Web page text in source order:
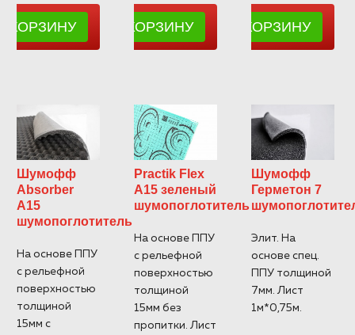
Шумофф
Absorber
А15
шумопоглотитель
На основе ППУ
с рельефной
поверхностью
толщиной
15мм с
Practik Flex
А15 зеленый
шумопоглотитель
На основе ППУ
с рельефной
поверхностью
толщиной
15мм без
пропитки. Лист
Шумофф
Герметон 7
Элит. На
основе спец.
ППУ толщиной
7мм. Лист
1м*0,75м.